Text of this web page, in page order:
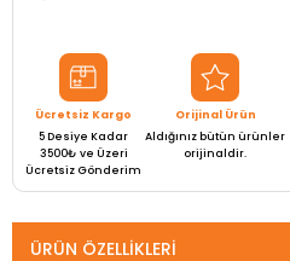
Ücretsiz Kargo
5 Desiye Kadar
3500₺ ve Üzeri
Ücretsiz Gönderim
Orijinal Ürün
Aldığınız bütün ürünler
orijinaldir.
ÜRÜN ÖZELLIKLERI